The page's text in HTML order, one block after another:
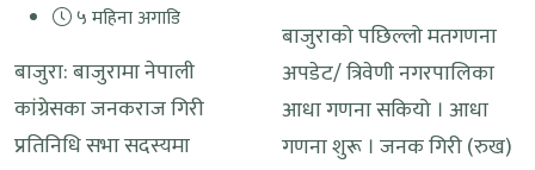
५ महिना अगाडि
बाजुरा: बाजुरामा नेपाली
कांग्रेसका जनकराज गिरी
प्रतिनिधि सभा सदस्यमा
बाजुराको पछिल्लो मतगणना
अपडेट/ त्रिवेणी नगरपालिका
आधा गणना सकियो । आधा
गणना शुरू । जनक गिरी (रुख)